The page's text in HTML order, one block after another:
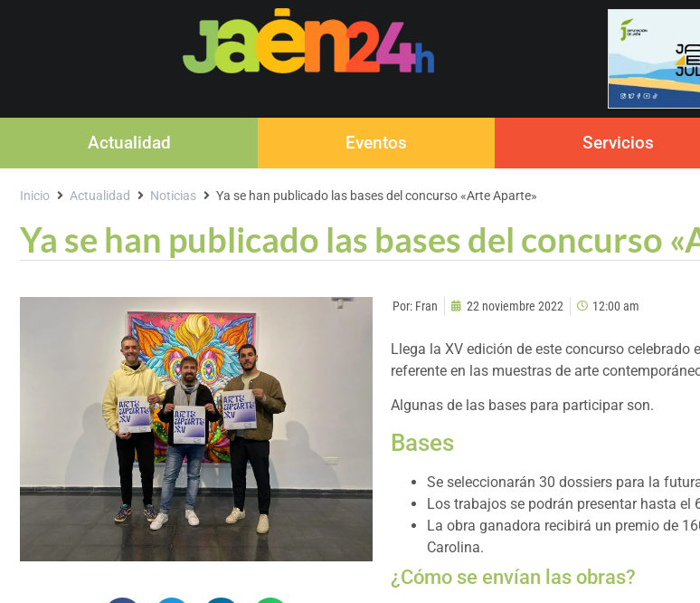
Actualidad Eventos Servicios
Ya se han publicado las bases del concurso
Inicio Actualidad Noticias Ya se han publicado las bases del concurso «Arte Aparte»
Por: Fran 22 noviembre 2022 12:00 am
Llega la XV edición de este concurso
referente en las muestras de arte
Algunas de las bases para participar son.
Bases
Se seleccionarán 30 dossiers para la
Los trabajos se podrán presentar hasta el
La obra ganadora recibirá un premio de
Carolina.
¿Cómo se envían las obras?